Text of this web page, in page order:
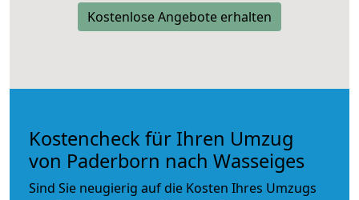
Kostenlose Angebote erhalten
Kostencheck für Ihren Umzug
von Paderborn nach Wasseiges
Sind Sie neugierig auf die Kosten Ihres Umzugs